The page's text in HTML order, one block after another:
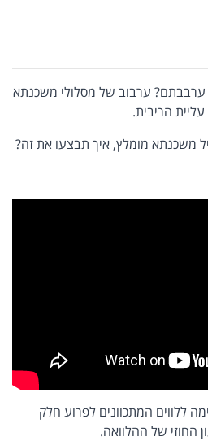
ערבוב של מסלולי משכנתא
עליית הריבית.
משכנתא מומלץ, איך תבצעו את זה?
ללווים המתכוונים לפרוע חלק
החוזי של ההלוואה.